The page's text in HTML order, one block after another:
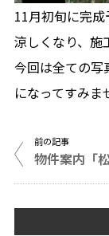
11月初旬に完成
涼しくなり、施
今回は全ての写
になってすみま
前の記事
物件案内「